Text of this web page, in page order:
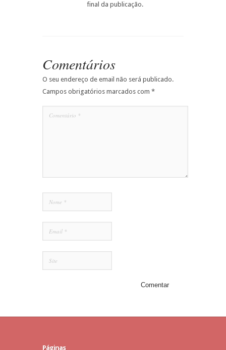
final da publicação.
Comentários
O seu endereço de email não será publicado.
Campos obrigatórios marcados com *
Páginas